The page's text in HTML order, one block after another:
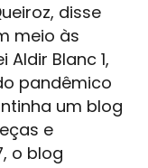
disse
meio às
Blanc 1,
pandêmico
um blog
e
o blog